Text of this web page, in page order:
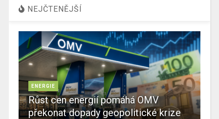
NEJČTENĚJŠÍ
ENERGIE
Růst cen energií pomáhá OMV
překonat dopady geopolitické krize